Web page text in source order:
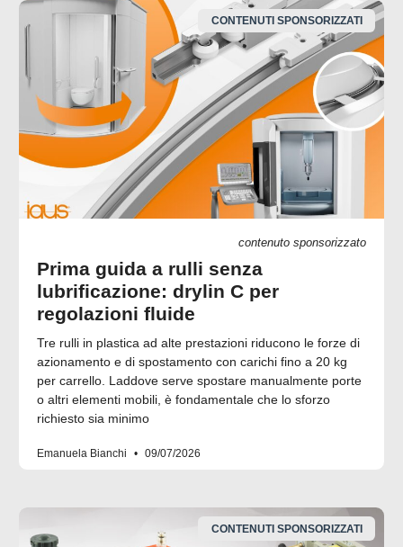
CONTENUTI SPONSORIZZATI
contenuto sponsorizzato
Prima guida a rulli senza
lubrificazione: drylin C per
regolazioni fluide
Tre rulli in plastica ad alte prestazioni riducono le forze di
azionamento e di spostamento con carichi fino a 20 kg
per carrello. Laddove serve spostare manualmente porte
o altri elementi mobili, è fondamentale che lo sforzo
richiesto sia minimo
Emanuela Bianchi 09/07/2026
CONTENUTI SPONSORIZZATI